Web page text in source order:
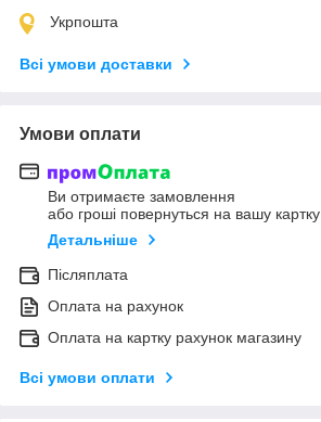
Укрпошта
Всі умови доставки
Умови оплати
Ви отримаєте замовлення
або гроші повернуться на вашу картку
Детальніше
Післяплата
Оплата на рахунок
Оплата на картку рахунок магазину
Всі умови оплати